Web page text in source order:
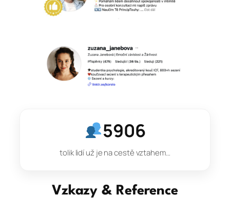
5906
tolik lidí už je na cestě vztahem…
Vzkazy & Reference